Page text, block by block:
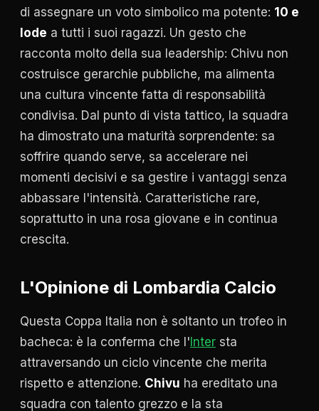
di assegnare un voto simbolico ma potente: 10 e
lode a tutti i suoi ragazzi. Un gesto che
racconta molto della sua leadership: Chivu non
costruisce gerarchie pubbliche, ma alimenta
una cultura vincente fatta di responsabilità
condivisa. Dal punto di vista tattico, la squadra
ha dimostrato una maturità sorprendente: sa
soffrire quando serve, sa accelerare nei
momenti decisivi e sa gestire i vantaggi senza
abbassare l'intensità. Caratteristiche rare,
soprattutto in una rosa giovane e in continua
crescita.
L'Opinione di Lombardia Calcio
Questa Coppa Italia non è soltanto un trofeo in
bacheca: è la conferma che l' Inter sta
attraversando un ciclo vincente che merita
rispetto e attenzione. Chivu ha ereditato una
squadra con talento grezzo e la sta